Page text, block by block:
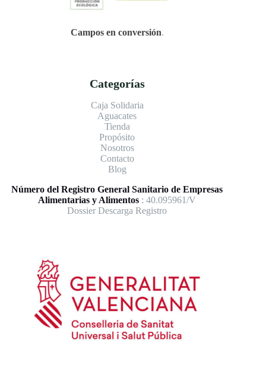
Campos en conversión.
Categorías
Caja Solidaria
Aguacates
Tienda
Propósito
Nosotros
Contacto
Blog
Número del Registro General Sanitario de Empresas
Alimentarias y Alimentos : 40.095961/V
Dossier Descarga Registro